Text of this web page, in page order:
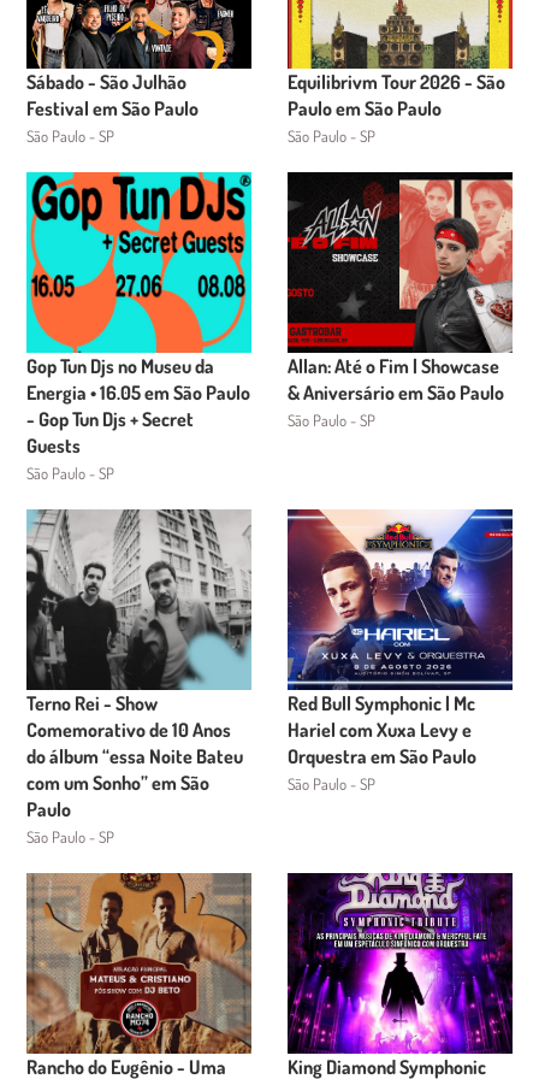
Sábado - São Julhão
Festival em São Paulo
São Paulo - SP
Equilibrivm Tour 2026 - São
Paulo em São Paulo
São Paulo - SP
Gop Tun Djs no Museu da
Energia • 16.05 em São Paulo
- Gop Tun Djs + Secret
Guests
São Paulo - SP
Allan: Até o Fim | Showcase
& Aniversário em São Paulo
São Paulo - SP
Terno Rei - Show
Comemorativo de 10 Anos
do álbum “essa Noite Bateu
com um Sonho” em São
Paulo
São Paulo - SP
Red Bull Symphonic | Mc
Hariel com Xuxa Levy e
Orquestra em São Paulo
São Paulo - SP
Rancho do Eugênio - Uma King Diamond Symphonic